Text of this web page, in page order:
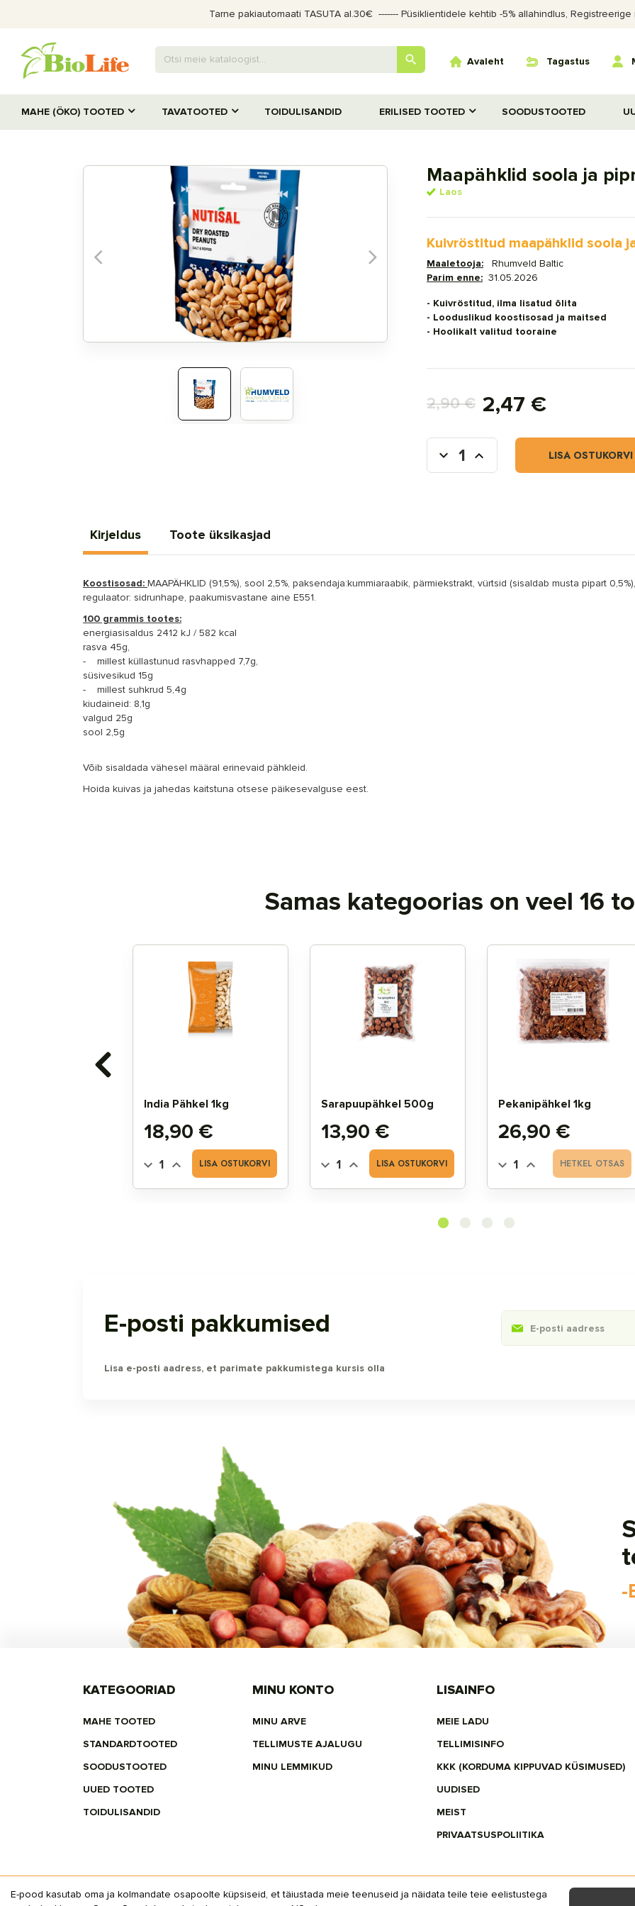
Tarne pakiautomaati TASUTA al.30€‎ ‎ ------- Püsiklientidele kehtib -5% allahindlus,
 Avaleht Tagastus
MAHE (ÖKO) TOOTED TAVATOOTED TOIDULISANDID ERILISED TOOTED SOODUSTOOTED
Maapähklid soola ja
Laos
Kuivröstitud maapähklid soola
Maaletooja: Rhumveld Baltic
Parim enne: 31.05.2026
- Kuivröstitud, ilma lisatud õlita
- Looduslikud koostisosad ja maitsed
- Hoolikalt valitud tooraine
2,90 € 2,47 €
LISA OSTUKORVI
Kirjeldus Toote üksikasjad
Koostisosad: MAAPÄHKLID (91,5%), sool 2,5%, paksendaja:kummiaraabik, pärmiekstrakt, vürtsid (sisaldab musta pipart
regulaator: sidrunhape, paakumisvastane aine E551.
100 grammis tootes:
energiasisaldus 2412 kJ / 582 kcal
rasva 45g,
- millest küllastunud rasvhapped 7,7g,
süsivesikud 15g
- millest suhkrud 5,4g
kiudaineid: 8,1g
valgud 25g
sool 2,5g
Võib sisaldada vähesel määral erinevaid pähkleid.
Hoida kuivas ja jahedas kaitstuna otsese päikesevalguse eest.
Samas kategoorias on veel 16
India Pähkel 1kg
Hind
18,90 €
LISA OSTUKORVI
Sarapuupähkel 500g
Hind
13,90 €
LISA OSTUKORVI
Pekanipähkel 1kg
Hind
26,90 €
HETKEL OTSAS
E-posti pakkumised
Lisa e-posti aadress, et parimate pakkumistega kursis olla
E-pood kasutab oma ja kolmandate osapoolte küpsiseid, et täiustada meie teenuseid ja näidata teile teie eelistustega
-
KATEGOORIAD
MAHE TOOTED
STANDARDTOOTED
SOODUSTOOTED
UUED TOOTED
TOIDULISANDID
MINU KONTO
MINU ARVE
TELLIMUSTE AJALUGU
MINU LEMMIKUD
LISAINFO
MEIE LADU
TELLIMISINFO
KKK (KORDUMA KIPPUVAD KÜSIMUSED)
UUDISED
MEIST
PRIVAATSUSPOLIITIKA